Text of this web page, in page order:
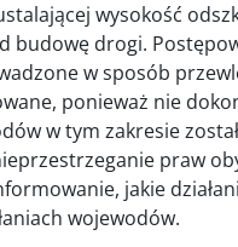
wysokość
budowę drogi.
w sposób
ponieważ nie
w tym zakresie
praw
jakie
wojewodów.